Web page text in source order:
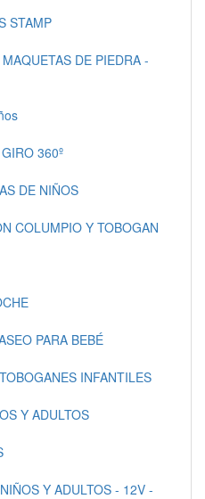
STAMP
DE PIEDRA -
360º
DE NIÑOS
COLUMPIO Y TOBOGAN
PARA BEBÉ
INFANTILES
Y ADULTOS
Y ADULTOS - 12V -